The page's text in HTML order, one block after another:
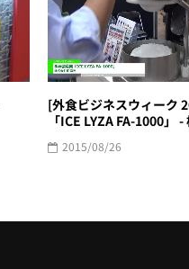
[外食ビジネスウィーク
「ICE LYZA FA-1000」
2015/08/26